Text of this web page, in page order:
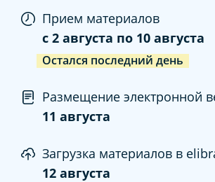
Прием материалов
c 2 августа по 10 августа
Остался последний день
Размещение электронной
11 августа
Загрузка материалов в
12 августа